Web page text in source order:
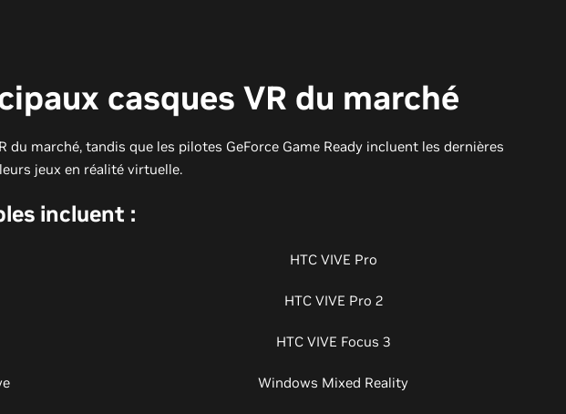
casques VR du marché
marché, tandis que les pilotes GeForce Game Ready incluent les dernières
jeux en réalité virtuelle.
incluent :
HTC VIVE Pro
HTC VIVE Pro 2
HTC VIVE Focus 3
Windows Mixed Reality